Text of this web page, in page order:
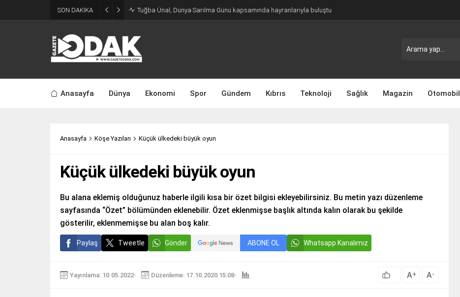
SON DAKİKA Tuğba Ünal, Dünya Sarılma Günü kapsamında hayranlarıyla buluştu
Anasayfa Dünya Ekonomi Spor Gündem Kıbrıs Teknoloji Sağlık Magazin Otomobil
Anasayfa Köşe Yazıları Küçük ülkedeki büyük oyun
Küçük ülkedeki büyük oyun
Bu alana eklemiş olduğunuz haberle ilgili kısa bir özet bilgisi ekleyebilirsiniz. Bu metin yazı düzenleme
sayfasında “Özet” bölümünden eklenebilir. Özet eklenmişse başlık altında kalın olarak bu şekilde
gösterilir, eklenmemişse bu alan boş kalır.
Paylaş Tweetle Gönder ABONE OL Whatsapp Kanalımız
Yayınlama: 10.05.2022 Düzenleme: 17.10.2020 15:08 A+ A-